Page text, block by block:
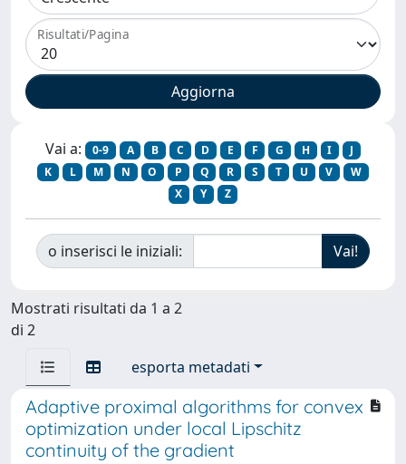
Risultati/Pagina
Vai a: 0-9 A B C D E F G H I
J
K
L M N O P Q R S T U V
W
X
Y Z
o inserisci le iniziali:
Mostrati risultati da 1 a 2
di 2
esporta metadati
Adaptive proximal algorithms for convex
optimization under local Lipschitz
continuity of the gradient